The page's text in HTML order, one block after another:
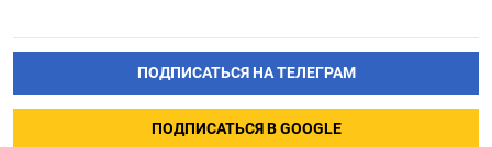
ПОДПИСАТЬСЯ НА ТЕЛЕГРАМ
ПОДПИСАТЬСЯ В GOOGLE